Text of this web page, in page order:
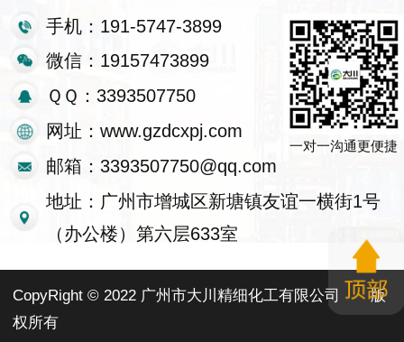
手机：191-5747-3899
微信：19157473899
ＱＱ：3393507750
网址：www.gzdcxpj.com
邮箱：3393507750@qq.com
地址：广州市增城区新塘镇友谊一横街1号
（办公楼）第六层633室
一对一沟通更便捷
CopyRight © 2022 广州市大川精细化工有限公司版
权所有